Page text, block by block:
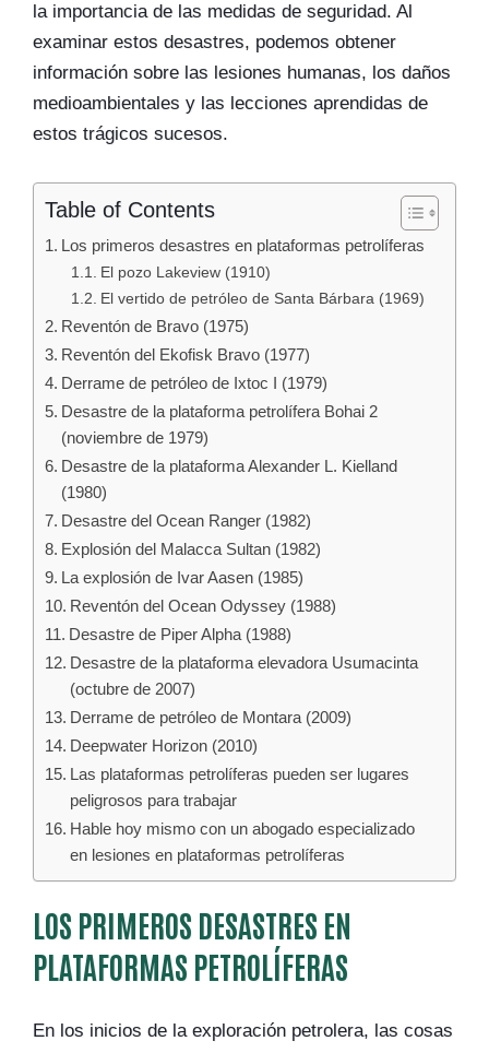
la importancia de las medidas de seguridad. Al
examinar estos desastres, podemos obtener
información sobre las lesiones humanas, los daños
medioambientales y las lecciones aprendidas de
estos trágicos sucesos.
Table of Contents
Los primeros desastres en plataformas petrolíferas
El pozo Lakeview (1910)
El vertido de petróleo de Santa Bárbara (1969)
Reventón de Bravo (1975)
Reventón del Ekofisk Bravo (1977)
Derrame de petróleo de Ixtoc I (1979)
Desastre de la plataforma petrolífera Bohai 2
(noviembre de 1979)
Desastre de la plataforma Alexander L. Kielland
(1980)
Desastre del Ocean Ranger (1982)
Explosión del Malacca Sultan (1982)
La explosión de Ivar Aasen (1985)
Reventón del Ocean Odyssey (1988)
Desastre de Piper Alpha (1988)
Desastre de la plataforma elevadora Usumacinta
(octubre de 2007)
Derrame de petróleo de Montara (2009)
Deepwater Horizon (2010)
Las plataformas petrolíferas pueden ser lugares
peligrosos para trabajar
Hable hoy mismo con un abogado especializado
en lesiones en plataformas petrolíferas
LOS PRIMEROS DESASTRES EN
PLATAFORMAS PETROLÍFERAS
En los inicios de la exploración petrolera, las cosas